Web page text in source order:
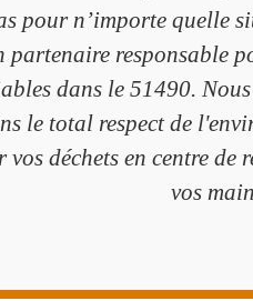
pour n’importe
partenaire
dans le 51490.
le total respect de
déchets en centre de
vos